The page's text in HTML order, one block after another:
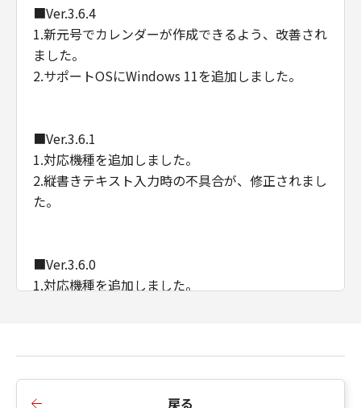
■Ver.3.6.4
1.新元号でカレンダーが作成できるよう、改善され
ました。
2.サポートOSにWindows 11を追加しました。
■Ver.3.6.1
1.対応機種を追加しました。
2.縦書きテキスト入力時の不具合が、修正されまし
た。
■Ver.3.6.0
1.対応機種を追加しました。
戻る